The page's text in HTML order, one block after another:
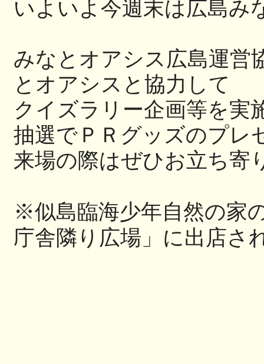
いよいよ今週末は広島み
みなとオアシス広島運営
とオアシス と協力して
クイズラリー企画等を実
抽選でＰＲグッズのプレ
来場の際はぜひお立ち寄
※似島臨海少年自然の家
庁舎隣り広場」に出店さ